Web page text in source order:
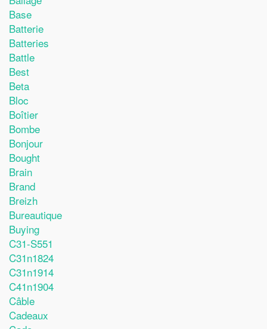
Base
Batterie
Batteries
Battle
Best
Beta
Bloc
Boîtier
Bombe
Bonjour
Bought
Brain
Brand
Breizh
Bureautique
Buying
C31-S551
C31n1824
C31n1914
C41n1904
Câble
Cadeaux